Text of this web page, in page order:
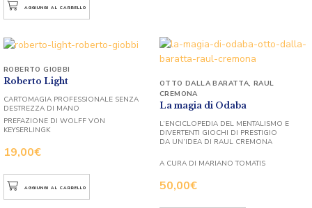
AGGIUNGI AL CARRELLO
Roberto Light
19,00€
ROBERTO GIOBBI
CARTOMAGIA PROFESSIONALE SENZA
DESTREZZA DI MANO
PREFAZIONE DI WOLFF VON
KEYSERLINGK
AGGIUNGI AL CARRELLO
La magia di Odaba
50,00€
OTTO DALLA BARATTA,RAUL
CREMONA
L’ENCICLOPEDIA DEL MENTALISMO E
DIVERTENTI GIOCHI DI PRESTIGIO
DA UN’IDEA DI RAUL CREMONA
A CURA DI MARIANO TOMATIS